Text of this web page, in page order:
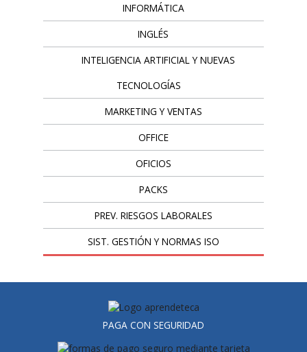
INFORMÁTICA
INGLÉS
INTELIGENCIA ARTIFICIAL Y NUEVAS
TECNOLOGÍAS
MARKETING Y VENTAS
OFFICE
OFICIOS
PACKS
PREV. RIESGOS LABORALES
SIST. GESTIÓN Y NORMAS ISO
PAGA CON SEGURIDAD